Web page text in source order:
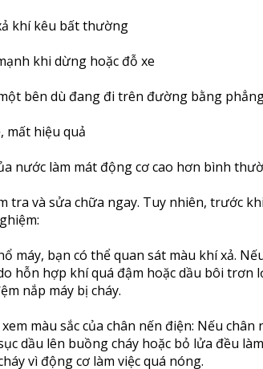
khí kêu bất thường
khi dừng hoặc đỗ xe
bên dù đang đi trên đường bằng
mất hiệu quả
nước làm mát động cơ cao hơn bình
tra và sửa chữa ngay. Tuy nhiên, trước
máy, bạn có thể quan sát màu khí xả.
hỗn hợp khí quá đậm hoặc dầu bôi trơn
nắp máy bị cháy.
màu sắc của chân nến điện: Nếu
dầu lên buồng cháy hoặc bỏ lửa đều
vì động cơ làm việc quá nóng.